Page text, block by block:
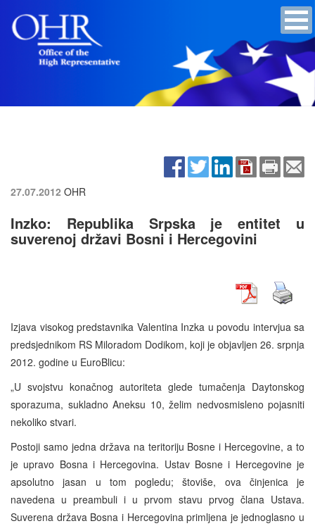
27.07.2012 OHR
Inzko: Republika Srpska je entitet u
suverenoj državi Bosni i Hercegovini
Izjava visokog predstavnika Valentina Inzka u povodu intervjua sa
predsjednikom RS Miloradom Dodikom, koji je objavljen 26. srpnja
2012. godine u EuroBlicu:
„U svojstvu konačnog autoriteta glede tumačenja Daytonskog
sporazuma, sukladno Aneksu 10, želim nedvosmisleno pojasniti
nekoliko stvari.
Postoji samo jedna država na teritoriju Bosne i Hercegovine, a to
je upravo Bosna i Hercegovina. Ustav Bosne i Hercegovine je
apsolutno jasan u tom pogledu; štoviše, ova činjenica je
navedena u preambuli i u prvom stavu prvog člana Ustava.
Suverena država Bosna i Hercegovina primljena je jednoglasno u